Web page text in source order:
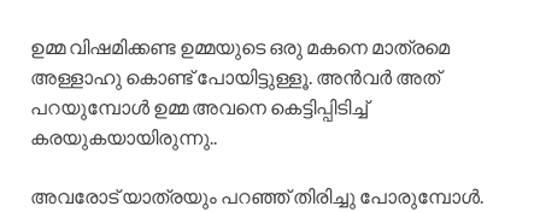
ഉമ്മ വിഷമിക്കണ്ട ഉമ്മയുടെ ഒരു മകനെ മാത്രമെ
അള്ളാഹു കൊണ്ട് പോയിട്ടുള്ളൂ. അൻവർ അത്
പറയുമ്പോൾ ഉമ്മ അവനെ കെട്ടിപ്പിടിച്ച്
കരയുകയായിരുന്നു..
അവരോട് യാത്രയും പറഞ്ഞ് തിരിച്ചു പോരുമ്പോൾ.